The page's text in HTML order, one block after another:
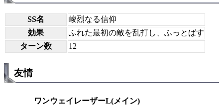
SS名
峻烈なる信仰
効果
ふれた最初の敵を乱打し、ふっとばす
ターン数
12
友情
ワンウェイレーザーL(メイン)